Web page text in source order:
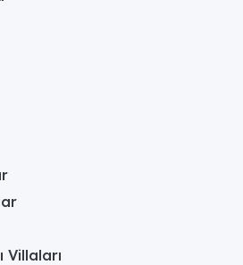
Villaların
için mahremiyet çok önemlidir.
villa seçenekleri
özelliği korunaklı olmasıdır.
dışarıdan görünmez.
özel bitkilerle çevrilidir.
uzak, rahatça dinlenir.
Villaları